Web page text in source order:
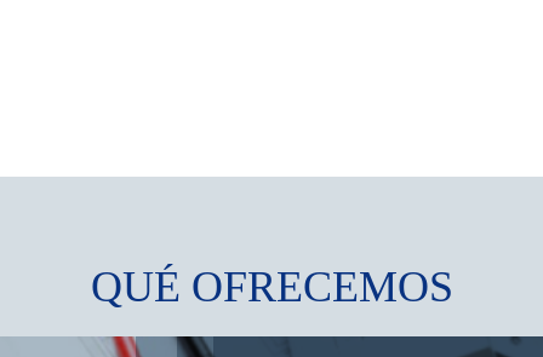
QUÉ OFRECEMOS